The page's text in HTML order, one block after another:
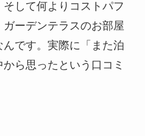
して何よりコストパフ
ーデンテラスのお部屋
です。実際に「また泊
ら思ったという口コミ